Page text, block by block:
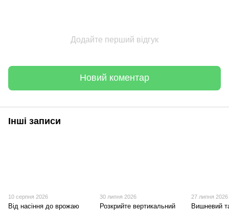
Додайте перший відгук
Новий коментар
Інші записи
10 серпня 2026
Від насіння до врожаю
30 липня 2026
Розкрийте вертикальний
27 липня 2026
Вишневий